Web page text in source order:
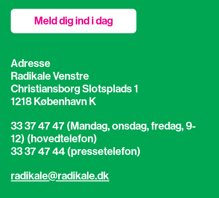
Adresse
Radikale Venstre
Christiansborg Slotsplads 1
1218 København K
33 37 47 47 (Mandag, onsdag, fredag, 9-
12) (hovedtelefon)
33 37 47 44 (pressetelefon)
radikale@radikale.dk
Meld dig ind i dag